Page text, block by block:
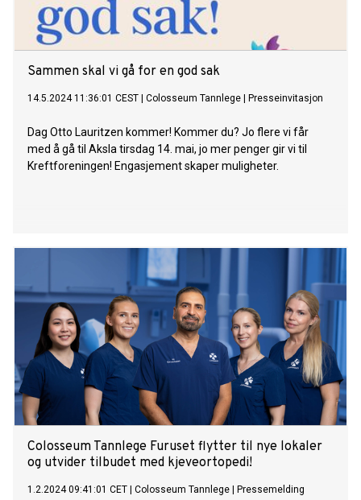
Sammen skal vi gå for en god sak
14.5.2024 11:36:01 CEST Colosseum Tannlege Presseinvitasjon
Dag Otto Lauritzen kommer! Kommer du? Jo flere vi får
med å gå til Aksla tirsdag 14. mai, jo mer penger gir vi til
Kreftforeningen! Engasjement skaper muligheter.
Colosseum Tannlege Furuset flytter til nye lokaler
og utvider tilbudet med kjeveortopedi!
1.2.2024 09:41:01 CET Colosseum Tannlege Pressemelding